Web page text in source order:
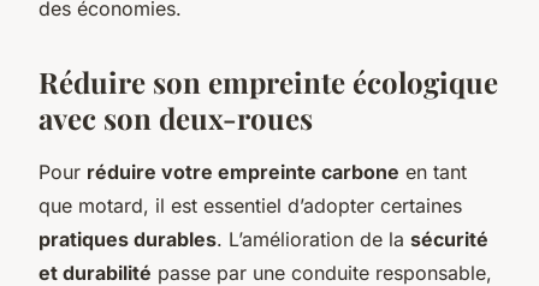
des économies.
Réduire son empreinte écologique
avec son deux-roues
Pour réduire votre empreinte carbone en tant
que motard, il est essentiel d’adopter certaines
pratiques durables. L’amélioration de la sécurité
et durabilité passe par une conduite responsable,